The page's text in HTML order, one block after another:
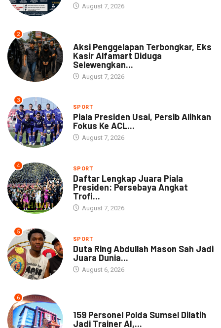
August 7, 2026
2
Aksi Penggelapan Terbongkar, Eks
Kasir Alfamart Diduga
Selewengkan...
August 7, 2026
3
SPORT
Piala Presiden Usai, Persib Alihkan
Fokus Ke ACL...
August 7, 2026
4 SPORT
Daftar Lengkap Juara Piala
Presiden: Persebaya Angkat
Trofi...
August 7, 2026
5
SPORT
Duta Ring Abdullah Mason Sah Jadi
Juara Dunia...
August 6, 2026
6
159 Personel Polda Sumsel Dilatih
Jadi Trainer AI,...